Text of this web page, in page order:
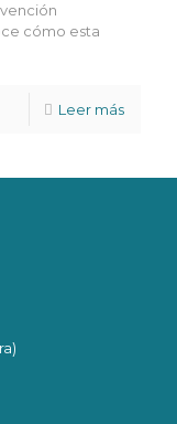
cómo esta
Leer más